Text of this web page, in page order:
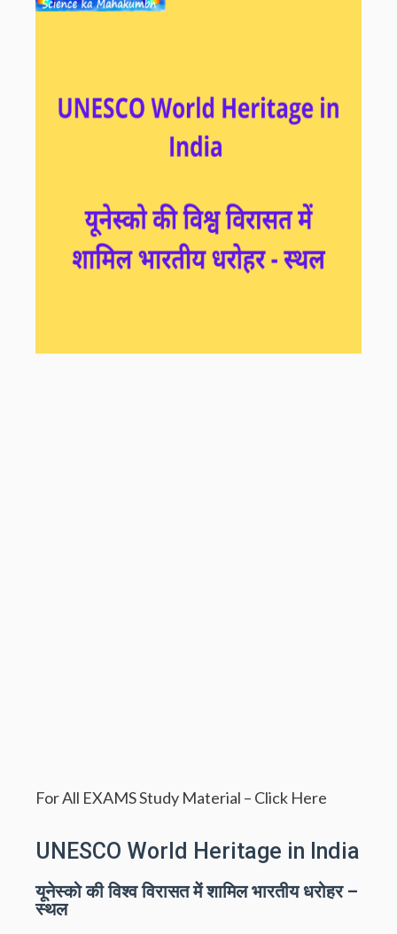
For All EXAMS Study Material – Click Here
UNESCO World Heritage in India
यूनेस्को की विश्व विरासत में शामिल भारतीय धरोहर –
स्थल